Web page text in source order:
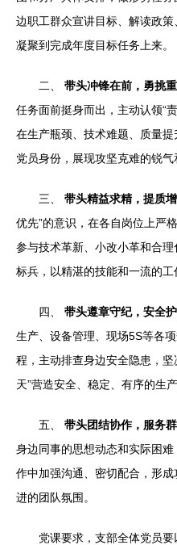
边职工群众宣讲目标、解读政
凝聚到完成年度目标任务上来。
二、 带头冲锋在前，勇挑重
任务面前挺身而出，主动认领“
在生产瓶颈、技术难题、质量
党员身份，展现攻坚克难的锐气
三、 带头精益求精，提质增
优先”的意识，在各自岗位上严
参与技术革新、小改小革和合
标兵，以精湛的技能和一流的工
四、 带头遵章守纪，安全护
生产、设备管理、现场5S等各
程，主动排查身边安全隐患，坚
天”营造安全、稳定、有序的生产
五、 带头团结协作，服务群
身边同事的思想动态和实际困
作中加强沟通、密切配合，形
进的团队氛围。
党课要求，支部全体党员要